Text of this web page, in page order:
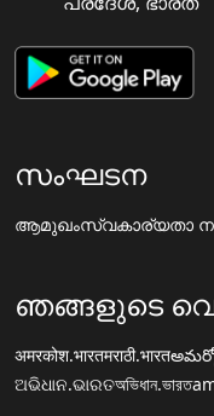
സംഘടന
ആമുഖംസ്വകാര്യതാ
ഞങ്ങളുടെ
अमरकोश.भारतमराठी.भारत
ଅଭିଧାନ.ଭାରତঅভিধান.ভারত